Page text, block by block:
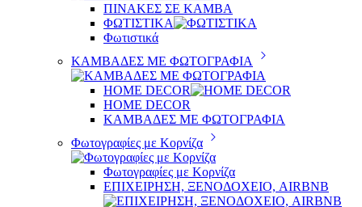
ΠΙΝΑΚΕΣ ΣΕ ΚΑΜΒΑ
ΦΩΤΙΣΤΙΚΑ
Φωτιστικά
ΚΑΜΒΑΔΕΣ ΜΕ ΦΩΤΟΓΡΑΦΙΑ
HOME DECOR
HOME DECOR
ΚΑΜΒΑΔΕΣ ΜΕ ΦΩΤΟΓΡΑΦΙΑ
Φωτογραφίες με Κορνίζα
Φωτογραφίες με Κορνίζα
ΕΠΙΧΕΙΡΗΣΗ, ΞΕΝΟΔΟΧΕΙΟ, AIRBNB